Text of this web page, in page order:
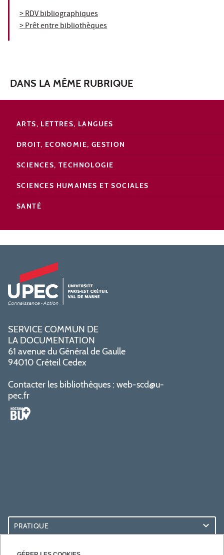
> RDV bibliographiques
> Prêt entre bibliothèques
DANS LA MÊME RUBRIQUE
ARTS, LETTRES, LANGUES
DROIT, ECONOMIE, GESTION
SCIENCES, TECHNOLOGIE
SCIENCES HUMAINES ET SOCIALES
SANTÉ
SERVICE COMMUN DE
LA DOCUMENTATION
61 avenue du Général de Gaulle
94010 Créteil Cedex
Contacter les bibliothèques : web-scd@u-
pec.fr
PRATIQUE